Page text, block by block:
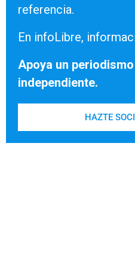
referencia.
En infoLibre,
Apoya un
independiente.
HAZTE